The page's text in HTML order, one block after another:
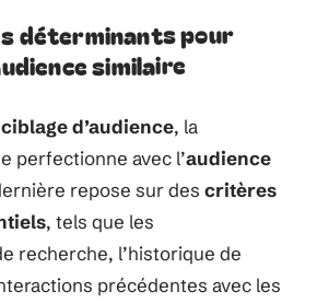
déterminants pour
similaire
ciblage d’audience, la
perfectionne avec l’audience
repose sur des critères
, tels que les
recherche, l’historique de
précédentes avec les